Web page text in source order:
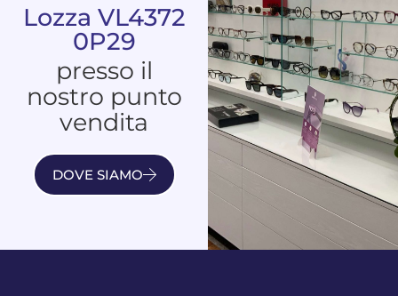
Lozza VL4372
0P29
presso il
nostro punto
vendita
DOVE SIAMO